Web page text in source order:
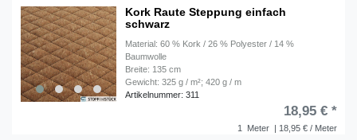
Kork Raute Steppung einfach
schwarz
Material: 60 % Kork / 26 % Polyester / 14 %
Baumwolle
Breite: 135 cm
Gewicht: 325 g / m²; 420 g / m
Artikelnummer: 311
1 Meter | 18,95 € / Meter
18,95 € *